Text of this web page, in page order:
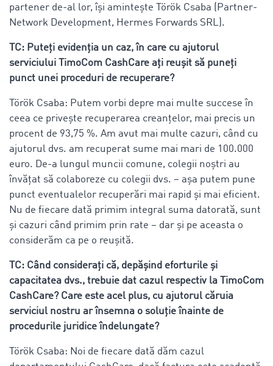
partener de-al lor, își amintește Török Csaba (Partner-
Network Development, Hermes Forwards SRL).
TC: Puteți evidenția un caz, în care cu ajutorul
serviciului TimoCom CashCare ați reușit să puneți
punct unei proceduri de recuperare?
Török Csaba: Putem vorbi depre mai multe succese în
ceea ce privește recuperarea creanțelor, mai precis un
procent de 93,75 %. Am avut mai multe cazuri, când cu
ajutorul dvs. am recuperat sume mai mari de 100.000
euro. De-a lungul muncii comune, colegii noștri au
învățat să colaboreze cu colegii dvs. – așa putem pune
punct eventualelor recuperări mai rapid și mai eficient.
Nu de fiecare dată primim integral suma datorată, sunt
și cazuri când primim prin rate – dar și pe aceasta o
considerăm ca pe o reușită.
TC: Când considerați că, depășind eforturile și
capacitatea dvs., trebuie dat cazul respectiv la TimoCom
CashCare? Care este acel plus, cu ajutorul căruia
serviciul nostru ar însemna o soluție înainte de
procedurile juridice îndelungate?
Török Csaba: Noi de fiecare dată dăm cazul